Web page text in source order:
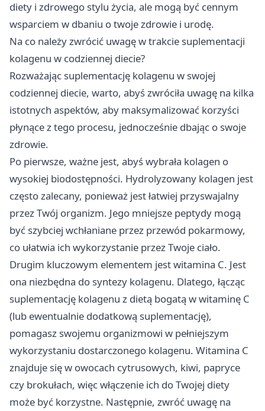
diety i zdrowego stylu życia, ale mogą być cennym
wsparciem w dbaniu o twoje zdrowie i urodę.
Na co należy zwrócić uwagę w trakcie suplementacji
kolagenu w codziennej diecie?
Rozważając suplementację kolagenu w swojej
codziennej diecie, warto, abyś zwróciła uwagę na kilka
istotnych aspektów, aby maksymalizować korzyści
płynące z tego procesu, jednocześnie dbając o swoje
zdrowie.
Po pierwsze, ważne jest, abyś wybrała kolagen o
wysokiej biodostępności. Hydrolyzowany kolagen jest
często zalecany, ponieważ jest łatwiej przyswajalny
przez Twój organizm. Jego mniejsze peptydy mogą
być szybciej wchłaniane przez przewód pokarmowy,
co ułatwia ich wykorzystanie przez Twoje ciało.
Drugim kluczowym elementem jest witamina C. Jest
ona niezbędna do syntezy kolagenu. Dlatego, łącząc
suplementację kolagenu z dietą bogatą w witaminę C
(lub ewentualnie dodatkową suplementację),
pomagasz swojemu organizmowi w pełniejszym
wykorzystaniu dostarczonego kolagenu. Witamina C
znajduje się w owocach cytrusowych, kiwi, papryce
czy brokułach, więc włączenie ich do Twojej diety
może być korzystne. Następnie, zwróć uwagę na